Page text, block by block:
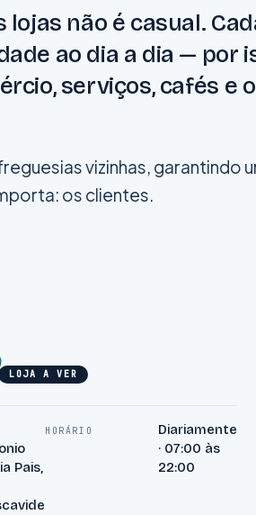
não é casual.
ao dia a dia — por
serviços, cafés e
vizinhas, garantindo
os clientes.
LOJA A VER
Pais,
HORÁRIO
Diariamente
· 07:00 às
22:00